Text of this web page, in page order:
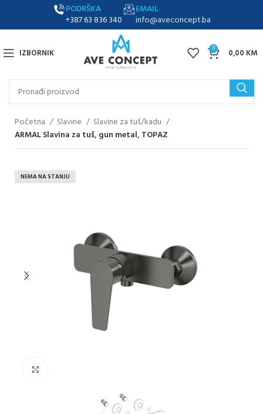
PODRŠKA
+387 63 836 340
EMAIL
info@aveconcept.ba
IZBORNIK 0 0,00 KM
Početna Slavine
Slavine za tuš/kadu
ARMAL Slavina za tuš, gun metal, TOPAZ
NEMA NA STANJU